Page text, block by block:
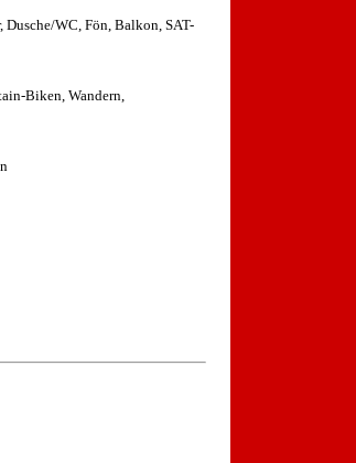
WC, Fön, Balkon, SAT-
Biken, Wandern,